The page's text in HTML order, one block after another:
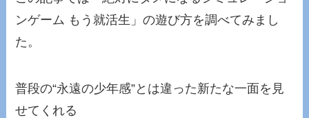
ンゲーム もう就活生」の遊び方を調べてみまし
た。
普段の“永遠の少年感”とは違った新たな一面を見
せてくれる